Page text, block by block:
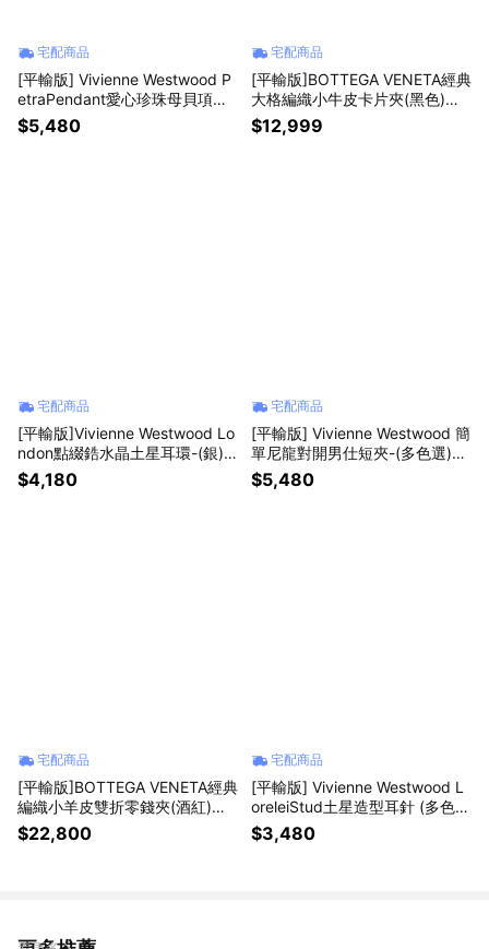
宅配商品
[平輸版] Vivienne Westwood P
etraPendant愛心珍珠母貝項鍊
真品平輸
$5,480
宅配商品
[平輸版]BOTTEGA VENETA經典
大格編織小牛皮卡片夾(黑色)真
品平輸
$12,999
宅配商品
[平輸版]Vivienne Westwood Lo
ndon點綴鋯水晶土星耳環-(銀)
真品平輸
$4,180
宅配商品
[平輸版] Vivienne Westwood 簡
單尼龍對開男仕短夾-(多色選)真
品平輸
$5,480
宅配商品
[平輸版]BOTTEGA VENETA經典
編織小羊皮雙折零錢夾(酒紅)真
品平輸
$22,800
宅配商品
[平輸版] Vivienne Westwood L
oreleiStud土星造型耳針 (多色
選)真品平輸
$3,480